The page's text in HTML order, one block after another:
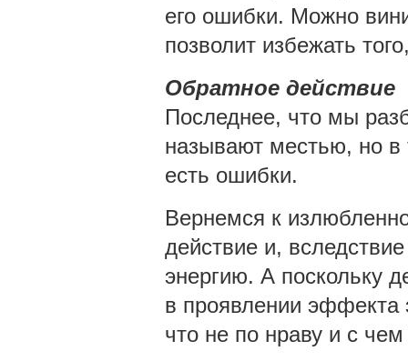
его ошибки. Можно
позволит избежать
Обратное действие
Последнее, что мы
называют местью, но в
есть ошибки.
Вернемся к
действие и,
энергию. А поскольку
в проявлении эффекта
что не по нраву и с